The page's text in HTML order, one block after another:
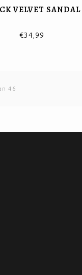
VELVET SANDAL
€34,99
46